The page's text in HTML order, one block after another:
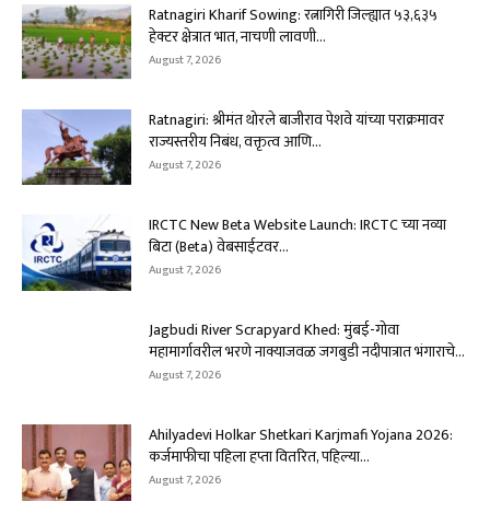
Ratnagiri Kharif Sowing: रत्नागिरी जिल्ह्यात ५३,६३५
हेक्टर क्षेत्रात भात, नाचणी लावणी...
August 7, 2026
Ratnagiri: श्रीमंत थोरले बाजीराव पेशवे यांच्या पराक्रमावर
राज्यस्तरीय निबंध, वक्तृत्व आणि...
August 7, 2026
IRCTC New Beta Website Launch: IRCTC च्या नव्या
बिटा (Beta) वेबसाईटवर...
August 7, 2026
Jagbudi River Scrapyard Khed: मुंबई-गोवा
महामार्गावरील भरणे नाक्याजवळ जगबुडी नदीपात्रात भंगाराचे...
August 7, 2026
Ahilyadevi Holkar Shetkari Karjmafi Yojana 2026:
कर्जमाफीचा पहिला हप्ता वितरित, पहिल्या...
August 7, 2026